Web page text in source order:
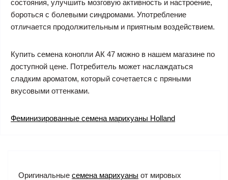
состояния, улучшить мозговую активность и настроение,
бороться с болевыми синдромами. Употребление
отличается продолжительным и приятным воздействием.
Купить семена конопли АК 47 можно в нашем магазине по
доступной цене. Потребитель может наслаждаться
сладким ароматом, который сочетается с пряными
вкусовыми оттенками.
Феминизированные семена марихуаны Holland
Оригинальные семена марихуаны от мировых